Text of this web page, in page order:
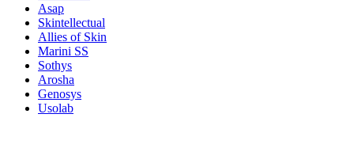
Asap
Skintellectual
Allies of Skin
Marini SS
Sothys
Arosha
Genosys
Usolab